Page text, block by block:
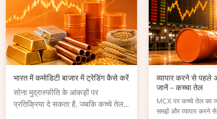
भारत में कमोडिटी बाजार में ट्रेडिंग कैसे करें
सोना मुद्रास्फीति के आंकड़ों पर
प्रतिक्रिया दे सकता है, जबकि कच्चे तेल
व्यापार करने से पहले
जानें – कच्चा तेल
MCX पर कच्चे तेल का
समझें और व्यापार करने